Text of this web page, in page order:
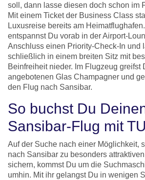
soll, dann lasse diesen doch schon im
Mit einem Ticket der Business Class
Luxusreise bereits am
entspannst Du vorab in der Airport-
Anschluss einen Priority-Check-In und
schließlich in einem breiten Sitz mit
Beinfreiheit nieder. Im Flugzeug greifst
angebotenen Glas Champagner und
den Flug nach Sansibar.
So buchst Du
Sansibar-Flug mit
Auf der Suche nach einer Möglichkeit,
nach Sansibar zu besonders
sichern, kommst Du um die
umhin. Mit ihr gelangst Du in wenigen